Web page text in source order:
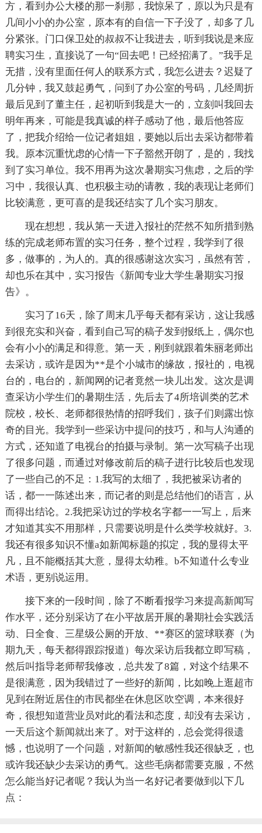
方，看到办公大楼的那一刹那，我惊呆了，原以为只是有
几间小小的办公室，原本有的自信一下子没了，却多了几
分紧张。门口保卫处的叔叔不让我进去，听到我说是来应
聘实习生，直接说了一句“回去吧！已经招满了。”我手足
无措，没有里面任何人的联系方式，我怎么进去？迟疑了
几分钟，我又鼓起勇气，问到了办公室的号码，几经周折
最后见到了董主任，起初听到我是大一的，立刻叫我回去
明年再来，可能是我真诚的样子感动了他，最后他答应
了，把我介绍给一位记者姐姐，要她以后出去采访都带着
我。原本沉重忧虑的心情一下子豁然开朗了，是的，我找
到了实习单位。我不用再为这次暑期实习焦虑，之后的学
习中，我很认真、也积极主动的请教，我的表现让老师们
比较满意，更可喜的是我还结实了几个实习朋友。
现在想想，我从第一天进入报社的茫然不知所措到熟
练的完成老师布置的实习任务，整个过程，我学到了很
多，做事的，为人的。真的很感谢这次实习，虽然有苦，
却也乐在其中，实习报告《新闻专业大学生暑期实习报
告》。
实习了16天，除了周末几乎每天都有采访，这让我感
到很充实和兴奋，看到自己写的稿子发到报纸上，偶尔也
会有小小的满足和得意。第一天，刚到就跟着朱丽老师出
去采访，或许是因为**是个小城市的缘故，报社的，电视
台的，电台的，新闻网的记者竟然一块儿出发。这次是调
查采访小学生们的暑期生活，先后去了4所培训类的艺术
院校，校长、老师都很热情的招呼我们，孩子们则露出惊
奇的目光。我学到一些采访中提问的技巧，和与人沟通的
方式，还知道了电视台的拍摄与录制。第一次写稿子出现
了很多问题，而通过对修改前后的稿子进行比较后也发现
了一些自己的不足：1.我写的太细了，我把被采访者的
话，都一一陈述出来，而记者的则是总结他们的语言，从
而得出结论。2.我把采访过的学校名字都一一写上，后来
才知道其实不用那样，只需要说明是什么类学校就好。3.
我还有很多知识不懂a如新闻标题的拟定，我的显得太平
凡，且不能概括其大意，显得太幼稚。b不知道什么专业
术语，更别说运用。
接下来的一段时间，除了不断看报学习来提高新闻写
作水平，还分别采访了在小平故居开展的暑期社会实践活
动、日全食、三星级公厕的开放、**赛区的篮球联赛（为
期九天，每天都得跟踪报道）每次采访后我都立即写稿，
然后叫指导老师帮我修改，总共发了8篇，对这个结果不
是很满意，因为我错过了一些好的新闻，比如晚上逛超市
见到在附近居住的市民都坐在休息区吹空调，本来很好
奇，很想知道营业员对此的看法和态度，却没有去采访，
一天后这个新闻就出来了。对于这样的，总会觉得很遗
憾，也说明了一个问题，对新闻的敏感性我还很缺乏，也
或许我还缺少去采访的勇气。这些毛病都需要克服，不然
怎么能当好记者呢？我认为当一名好记者要做到以下几
点：